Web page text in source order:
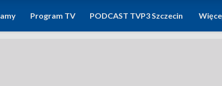
Program TV PODCAST TVP3 Szczecin